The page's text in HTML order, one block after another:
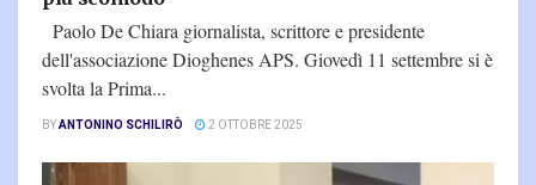
Paolo De Chiara giornalista, scrittore e presidente
dell'associazione Dioghenes APS. Giovedì 11 settembre si è
svolta la Prima...
BYANTONINO SCHILIRÒ 2 OTTOBRE 2025